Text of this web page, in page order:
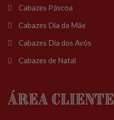
Cabazes Páscoa
Cabazes Dia da Mãe
Cabazes Dia dos Avós
Cabazes de Natal
Área Cliente